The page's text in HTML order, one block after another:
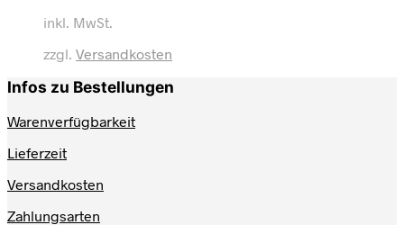
inkl. MwSt.
zzgl. Versandkosten
Infos zu Bestellungen
Warenverfügbarkeit
Lieferzeit
Versandkosten
Zahlungsarten